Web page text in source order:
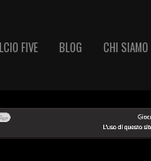
FIVE BLOG CHI SIAMO